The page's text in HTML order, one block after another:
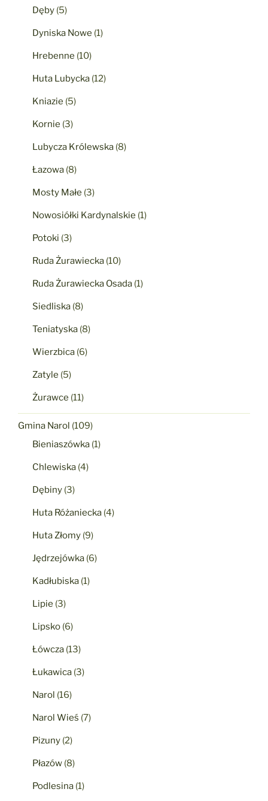
Dęby (5)
Dyniska Nowe (1)
Hrebenne (10)
Huta Lubycka (12)
Kniazie (5)
Kornie (3)
Lubycza Królewska (8)
Łazowa (8)
Mosty Małe (3)
Nowosiółki Kardynalskie (1)
Potoki (3)
Ruda Żurawiecka (10)
Ruda Żurawiecka Osada (1)
Siedliska (8)
Teniatyska (8)
Wierzbica (6)
Zatyle (5)
Żurawce (11)
Gmina Narol (109)
Bieniaszówka (1)
Chlewiska (4)
Dębiny (3)
Huta Różaniecka (4)
Huta Złomy (9)
Jędrzejówka (6)
Kadłubiska (1)
Lipie (3)
Lipsko (6)
Łówcza (13)
Łukawica (3)
Narol (16)
Narol Wieś (7)
Pizuny (2)
Płazów (8)
Podlesina (1)